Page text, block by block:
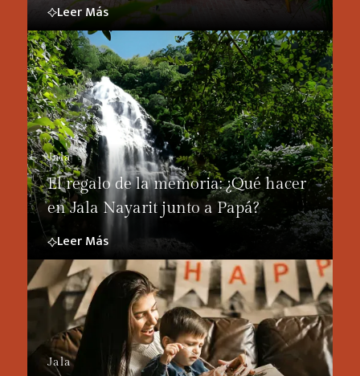
Leer Más
Jala
El regalo de la memoria: ¿Qué hacer
en Jala Nayarit junto a Papá?
Leer Más
Jala